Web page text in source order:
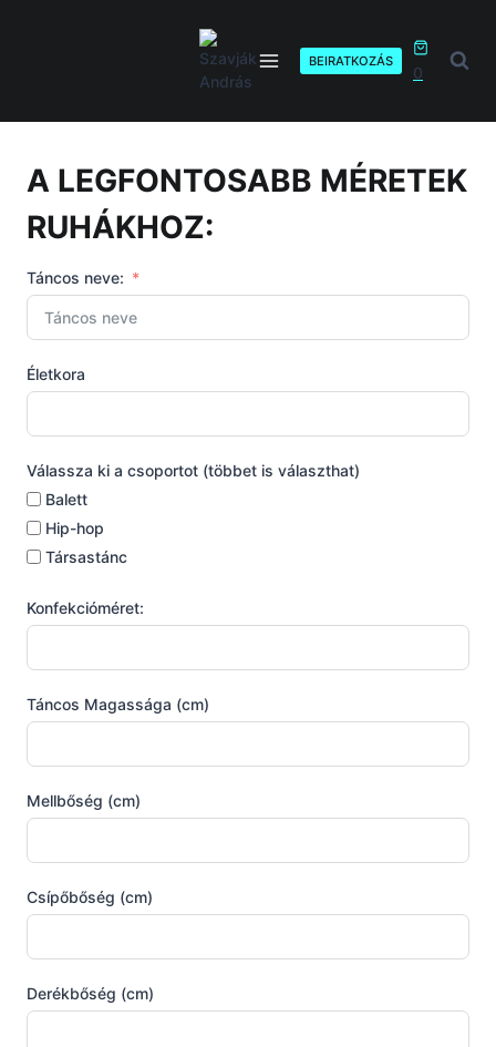
BEIRATKOZÁS
0
A LEGFONTOSABB MÉRETEK
RUHÁKHOZ:
Táncos neve:
Életkora
Válassza ki a csoportot (többet is választhat)
Balett
Hip-hop
Társastánc
Konfekcióméret:
Táncos Magassága (cm)
Mellbőség (cm)
Csípőbőség (cm)
Derékbőség (cm)